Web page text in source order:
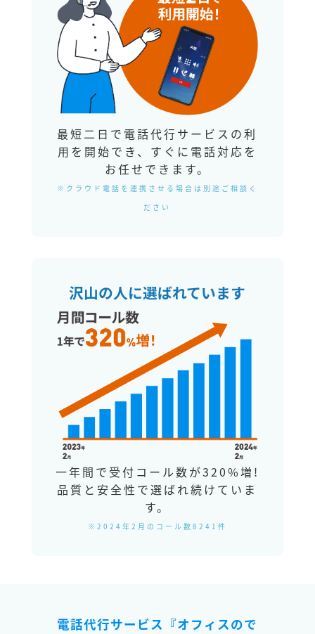
最短二日で電話代行サービスの利
用を開始でき、すぐに電話対応を
お任せできます。
※クラウド電話を連携させる場合は別途ご相談く
ださい
沢山の人に選ばれています
一年間で受付コール数が320%増!
品質と安全性で選ばれ続けていま
す。
※2024年2月のコール数8241件
電話代行サービス『オフィスので